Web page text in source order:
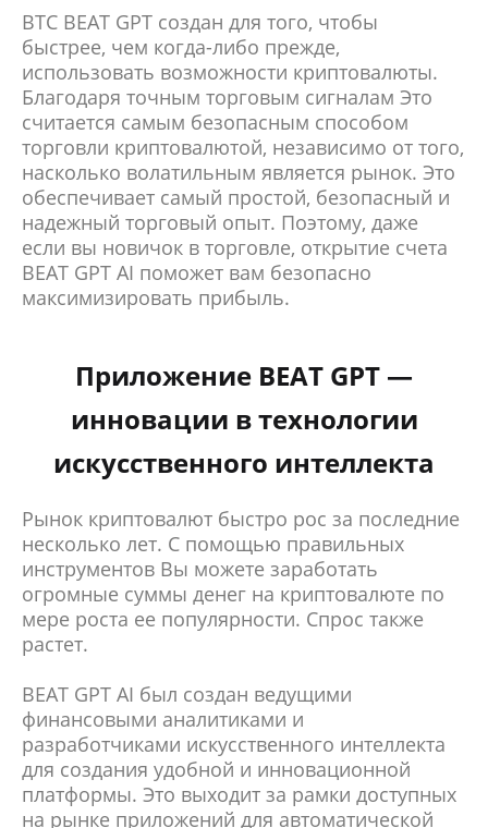
BTC BEAT GPT создан для того, чтобы
быстрее, чем когда-либо прежде,
использовать возможности криптовалюты.
Благодаря точным торговым сигналам Это
считается самым безопасным способом
торговли криптовалютой, независимо от того,
насколько волатильным является рынок. Это
обеспечивает самый простой, безопасный и
надежный торговый опыт. Поэтому, даже
если вы новичок в торговле, открытие счета
BEAT GPT AI поможет вам безопасно
максимизировать прибыль.
Приложение BEAT GPT —
инновации в технологии
искусственного интеллекта
Рынок криптовалют быстро рос за последние
несколько лет. С помощью правильных
инструментов Вы можете заработать
огромные суммы денег на криптовалюте по
мере роста ее популярности. Спрос также
растет.
BEAT GPT AI был создан ведущими
финансовыми аналитиками и
разработчиками искусственного интеллекта
для создания удобной и инновационной
платформы. Это выходит за рамки доступных
на рынке приложений для автоматической